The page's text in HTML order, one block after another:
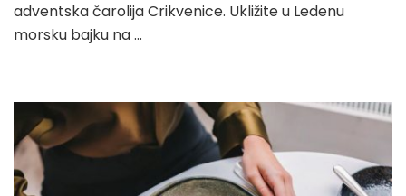
adventska čarolija Crikvenice. Ukližite u Ledenu
morsku bajku na …